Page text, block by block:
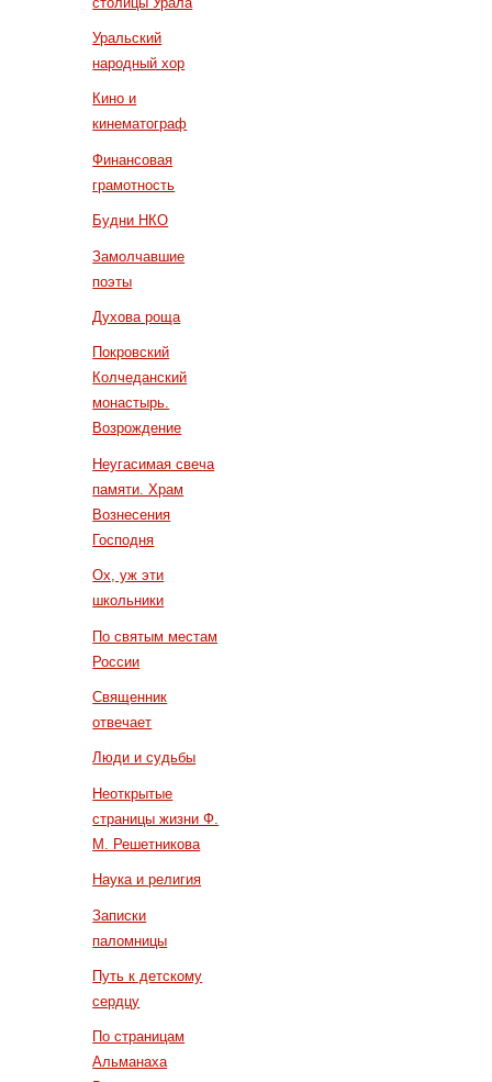
Уральский
народный хор
Кино и
кинематограф
Финансовая
грамотность
Будни НКО
Замолчавшие
поэты
Духова роща
Покровский
Колчеданский
монастырь.
Возрождение
Неугасимая свеча
памяти. Храм
Вознесения
Господня
Ох, уж эти
школьники
По святым местам
России
Священник
отвечает
Люди и судьбы
Неоткрытые
страницы жизни Ф.
М. Решетникова
Наука и религия
Записки
паломницы
Путь к детскому
сердцу
По страницам
Альманаха